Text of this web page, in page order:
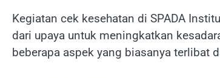
Kegiatan cek kesehatan di SPADA
dari upaya untuk meningkatkan
beberapa aspek yang biasanya terlibat